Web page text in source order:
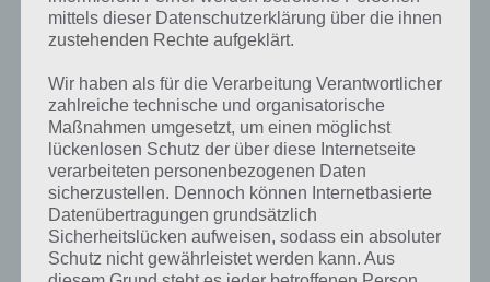
Schlamm
Schlamm ist die Lösung für das tägliche Bonus Rätsel am 17.11.2023
in 4 Bilder 1 Wort, doch welche Bedeutung hat dieses eigentlich und
was gibt es dazu zu wissen? Passt das Wort auch zu Plitsch-Platsch?
Zu bestimmten Lösungen präsentieren wir daher auch immer eine
kurze Begriffserklärung!
Zu Schlamm haben wir zunächst keine weiteren Informationen
parat!
mittels dieser Datenschutzerklärung über die ihnen
zustehenden Rechte aufgeklärt.
Wir haben als für die Verarbeitung Verantwortlicher
zahlreiche technische und organisatorische
Maßnahmen umgesetzt, um einen möglichst
lückenlosen Schutz der über diese Internetseite
verarbeiteten personenbezogenen Daten
sicherzustellen. Dennoch können Internetbasierte
Datenübertragungen grundsätzlich
Sicherheitslücken aufweisen, sodass ein absoluter
Schutz nicht gewährleistet werden kann. Aus